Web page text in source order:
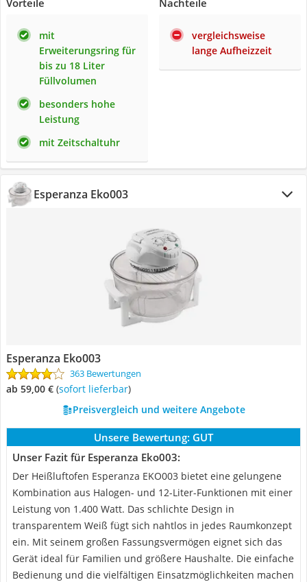
Vorteile
mit
Erweiterungsring für
bis zu 18 Liter
Füllvolumen
besonders hohe
Leistung
mit Zeitschaltuhr
Nachteile
vergleichsweise
lange Aufheizzeit
Esperanza Eko003
Esperanza Eko003
363 Bewertungen
ab 59,00 € ( Sofort lieferbar)
Preisvergleich und weitere Angebote
Unsere Bewertung: GUT
Unser Fazit für Esperanza Eko003:
Der Heißluftofen Esperanza EKO003 bietet eine gelungene
Kombination aus Halogen- und 12-Liter-Funktionen mit einer
Leistung von 1.400 Watt. Das schlichte Design in
transparentem Weiß fügt sich nahtlos in jedes Raumkonzept
ein. Mit seinem großen Fassungsvermögen eignet sich das
Gerät ideal für Familien und größere Haushalte. Die einfache
Bedienung und die vielfältigen Einsatzmöglichkeiten machen